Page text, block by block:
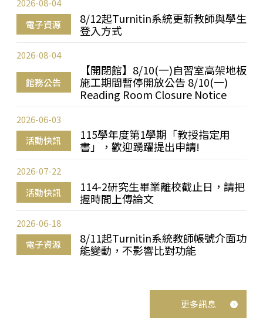
電子資源
8/12起Turnitin系統更新教師與學生
登入方式
2026-08-04
館務公告
【開閉館】8/10(一)自習室高架地板
施工期間暫停開放公告 8/10(一)
Reading Room Closure Notice
2026-08-04
活動快訊
115學年度第1學期「教授指定用
書」，歡迎踴躍提出申請!
2026-06-03
活動快訊
114-2研究生畢業離校截止日，請把
握時間上傳論文
2026-07-22
電子資源
8/11起Turnitin系統教師帳號介面功
能變動，不影響比對功能
2026-06-18
更多訊息